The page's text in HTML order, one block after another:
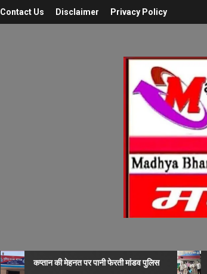
Contact Us Disclaimer Privacy Policy
कप्तान की मेहनत पर पानी फेरती मांडव पुलिस